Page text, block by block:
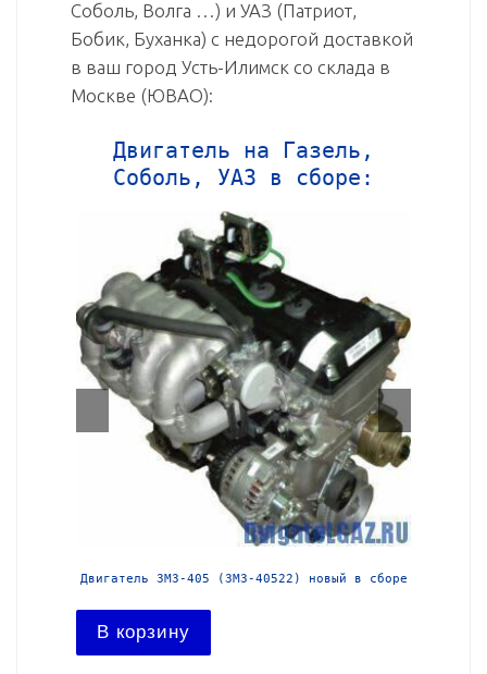
Соболь, Волга …) и УАЗ (Патриот,
Бобик, Буханка) с недорогой доставкой
в ваш город Усть-Илимск со склада в
Москве (ЮВАО):
Двигатель на Газель,
Соболь, УАЗ в сборе:
Двигатель ЗМЗ-405 (ЗМЗ-40522) новый в сборе
В корзину